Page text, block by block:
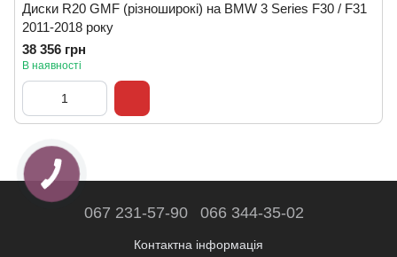
Диски R20 GMF (різноширокі) на BMW 3 Series F30 / F31
2011-2018 року
38 356 грн
В наявності
067 231-57-90 066 344-35-02
Контактна інформація